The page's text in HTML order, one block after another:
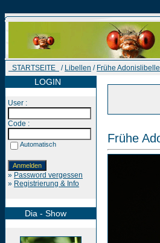
STARTSEITE / Libellen / Frühe Adonislibelle
LOGIN
User :
Code :
Automatisch
» Password vergessen
» Registrierung & Info
Dia - Show
Frühe